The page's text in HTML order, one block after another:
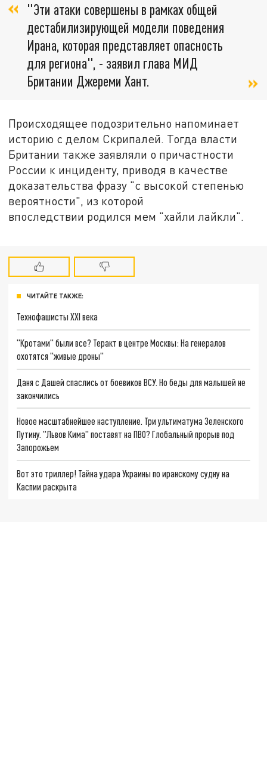
"Эти атаки совершены в рамках общей
дестабилизирующей модели поведения
Ирана, которая представляет опасность
для региона", - заявил глава МИД
Британии Джереми Хант.
Происходящее подозрительно напоминает
историю с делом Скрипалей. Тогда власти
Британии также заявляли о причастности
России к инциденту, приводя в качестве
доказательства фразу "с высокой степенью
вероятности", из которой
впоследствии родился мем "хайли лайкли".
ЧИТАЙТЕ ТАКЖЕ:
Технофашисты XXI века
"Кротами" были все? Теракт в центре Москвы: На генералов
охотятся "живые дроны"
Даня с Дашей спаслись от боевиков ВСУ. Но беды для малышей не
закончились
Новое масштабнейшее наступление. Три ультиматума Зеленского
Путину. "Львов Кима" поставят на ПВО? Глобальный прорыв под
Запорожьем
Вот это триллер! Тайна удара Украины по иранскому судну на
Каспии раскрыта